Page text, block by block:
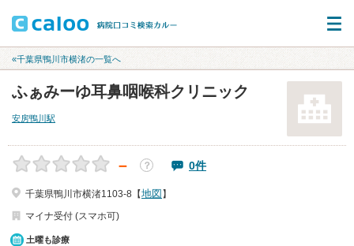
«千葉県鴨川市横渚の一覧へ
ふぁみーゆ耳鼻咽喉科クリニック
安房鴨川駅
－ ？ 0件
千葉県鴨川市横渚1103-8【地図 】
マイナ受付 (スマホ可)
土曜も診療